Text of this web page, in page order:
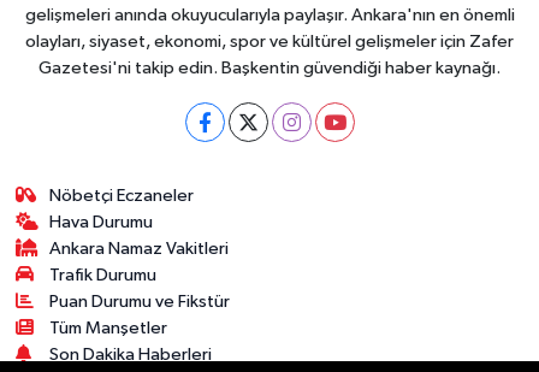
gelişmeleri anında okuyucularıyla paylaşır. Ankara'nın en önemli
olayları, siyaset, ekonomi, spor ve kültürel gelişmeler için Zafer
Gazetesi'ni takip edin. Başkentin güvendiği haber kaynağı.
Nöbetçi Eczaneler
Hava Durumu
Ankara Namaz Vakitleri
Trafik Durumu
Puan Durumu ve Fikstür
Tüm Manşetler
Son Dakika Haberleri